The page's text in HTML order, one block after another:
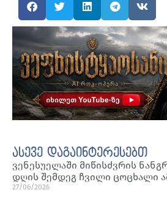
ასევე დაგაინტერესებთ
ვენესუელაში მიწისძვრის
დღის შემდეგ ჩვილი ცოცხალი
27/06/2026